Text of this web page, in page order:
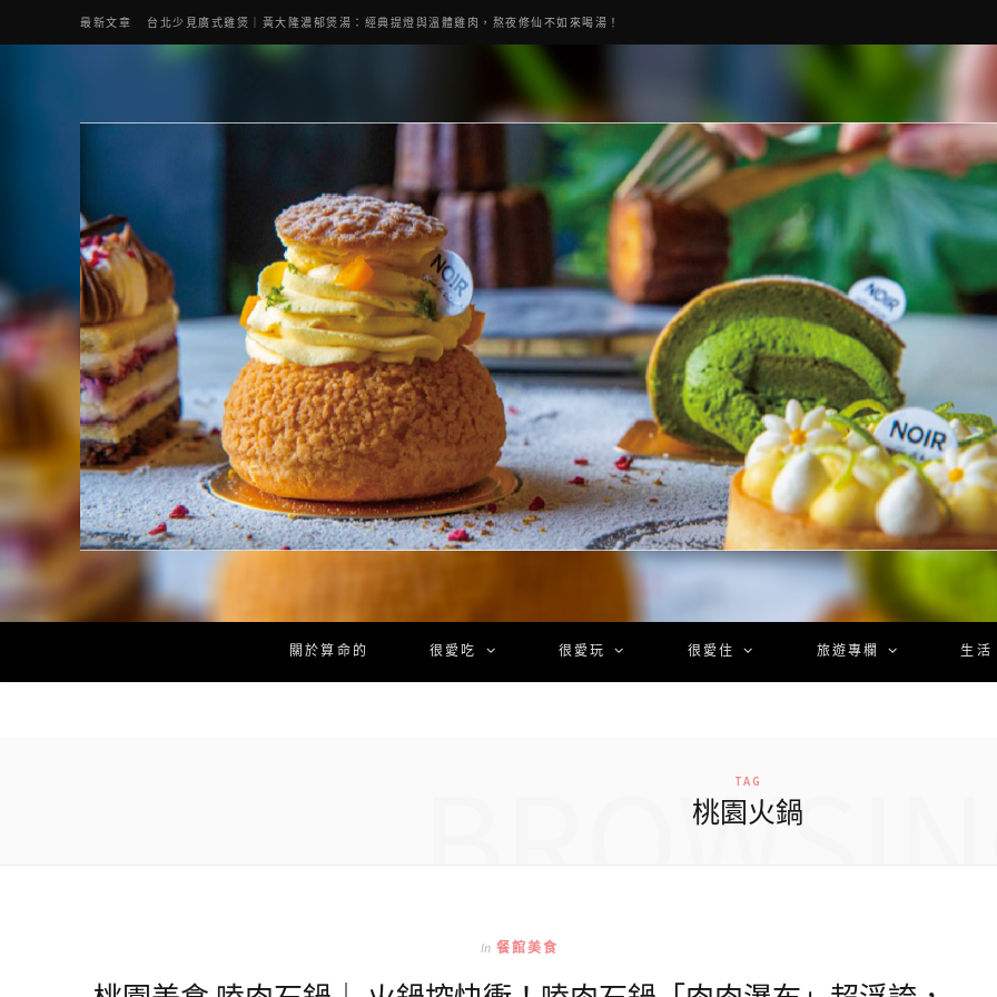
最新文章 台北少見廣式雞煲｜黃大隆濃郁煲湯：經典提燈與溫體雞肉，熬夜修仙不如來喝湯！
關於算命的 很愛吃 很愛玩 很愛住 旅遊專欄 生活
TAG
桃園火鍋
In 餐館美食